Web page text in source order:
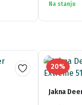
was:
96,00
is:
79,20
Na stanju
20%
Jakna